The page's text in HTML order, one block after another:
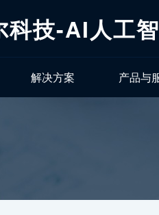
科技-AI人工
解决方案 产品与